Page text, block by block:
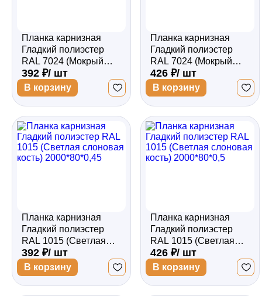
Планка карнизная
Гладкий полиэстер
RAL 7024 (Мокрый
асфальт) 2000*80*0,45
392 ₽/ шт
В корзину
Планка карнизная
Гладкий полиэстер
RAL 7024 (Мокрый
асфальт) 2000*80*0,5
426 ₽/ шт
В корзину
Планка карнизная
Гладкий полиэстер
RAL 1015 (Светлая
слоновая кость)
2000*80*0,45
392 ₽/ шт
В корзину
Планка карнизная
Гладкий полиэстер
RAL 1015 (Светлая
слоновая кость)
2000*80*0,5
426 ₽/ шт
В корзину